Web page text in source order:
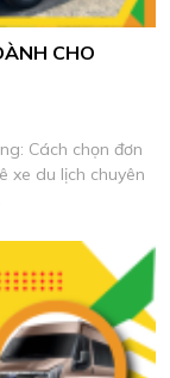
CHO
Cách chọn đơn
xe du lịch chuyên